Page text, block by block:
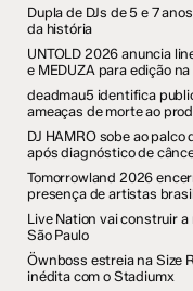
Dupla de DJs de 5 e 7
da história
UNTOLD 2026 anuncia
e MEDUZA para edição
deadmau5 identifica
ameaças de morte ao
DJ HAMRO sobe ao
após diagnóstico de
Tomorrowland 2026
presença de artistas
Live Nation vai construir
São Paulo
Öwnboss estreia na Size
inédita com o Stadiumx